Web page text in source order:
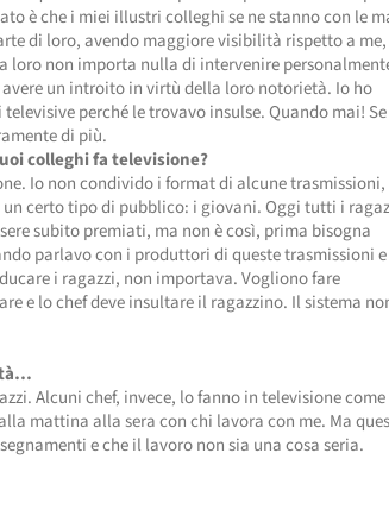
è che i miei illustri colleghi se ne stanno con le
di loro, avendo maggiore visibilità rispetto a me,
loro non importa nulla di intervenire
un introito in virtù della loro notorietà. Io ho
perché le trovavo insulse. Quando mai! Se
di più.
colleghi fa televisione?
Io non condivido i format di alcune
certo tipo di pubblico: i giovani. Oggi tutti i
subito premiati, ma non è così, prima bisogna
parlavo con i produttori di queste trasmissioni e
i ragazzi, non importava. Vogliono fare
e lo chef deve insultare il ragazzino. Il sistema
Alcuni chef, invece, lo fanno in televisione come
mattina alla sera con chi lavora con me. Ma
e che il lavoro non sia una cosa seria.